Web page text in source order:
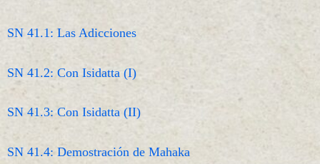
SN 41.1: Las Adicciones
SN 41.2: Con Isidatta (I)
SN 41.3: Con Isidatta (II)
SN 41.4: Demostración de Mahaka